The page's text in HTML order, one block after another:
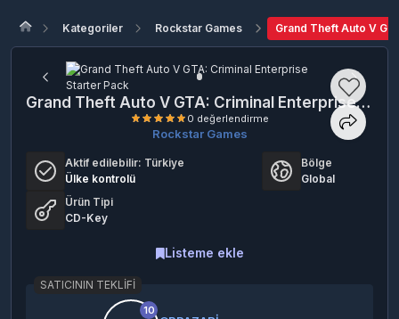
Kategoriler Rockstar Games Grand Theft Auto V
Grand Theft Auto V GTA: Criminal Enterprise Starter Pack
0 değerlendirme
Rockstar Games
Aktif edilebilir: Türkiye
Ülke kontrolü
Bölge
Global
Ürün Tipi
CD-Key
Listeme ekle
SATICININ TEKLIFI
10